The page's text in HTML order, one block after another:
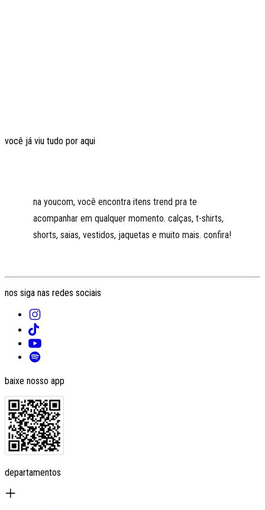
você já viu tudo por aqui
na youcom, você encontra itens trend pra te
acompanhar em qualquer momento. calças, t-shirts,
shorts, saias, vestidos, jaquetas e muito mais. confira!
nos siga nas redes sociais
baixe nosso app
departamentos